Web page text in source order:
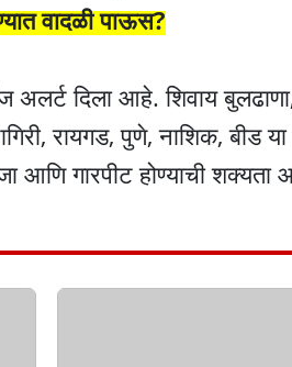
वादळी पाऊस?
दिला आहे. शिवाय
रायगड, पुणे, नाशिक, बीड
आणि गारपीट होण्याची